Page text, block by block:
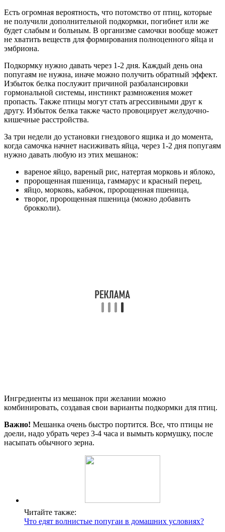
Есть огромная вероятность, что потомство от птиц, которые
не получили дополнительной подкормки, погибнет или же
будет слабым и больным. В организме самочки вообще может
не хватить веществ для формирования полноценного яйца и
эмбриона.
Подкормку нужно давать через 1-2 дня. Каждый день она
попугаям не нужна, иначе можно получить обратный эффект.
Избыток белка послужит причиной разбалансировки
гормональной системы, инстинкт размножения может
пропасть. Также птицы могут стать агрессивными друг к
другу. Избыток белка также часто провоцирует желудочно-
кишечные расстройства.
За три недели до установки гнездового ящика и до момента,
когда самочка начнет насиживать яйца, через 1-2 дня попугаям
нужно давать любую из этих мешанок:
вареное яйцо, вареный рис, натертая морковь и яблоко,
пророщенная пшеница, гаммарус и красный перец,
яйцо, морковь, кабачок, пророщенная пшеница,
творог, пророщенная пшеница (можно добавить
брокколи).
Ингредиенты из мешанок при желании можно
комбинировать, создавая свои варианты подкормки для птиц.
Важно! Мешанка очень быстро портится. Все, что птицы не
доели, надо убрать через 3-4 часа и вымыть кормушку, после
насыпать обычного зерна.
Читайте также:
Что едят волнистые попугаи в домашних условиях?